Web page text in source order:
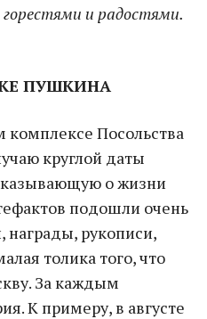
горестями и радостями.
ПУШКИНА
комплексе Посольства
круглой даты
о жизни
подошли очень
награды, рукописи,
толика того, что
За каждым
К примеру, в августе